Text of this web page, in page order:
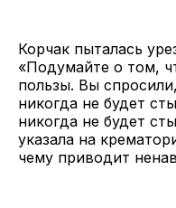
Корчак пыталась
«Подумайте о том,
пользы. Вы
никогда не будет
никогда не будет
указала на
чему приводит